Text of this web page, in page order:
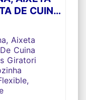
DE CUINA